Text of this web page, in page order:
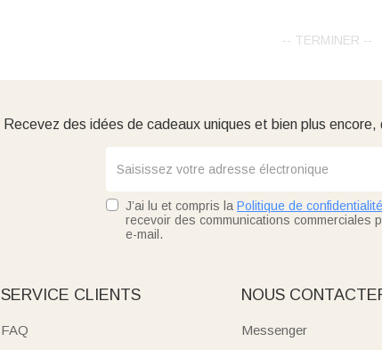
-- TERMINER --
Recevez des idées de cadeaux uniques et bien plus
J’ai lu et compris la Politique de
recevoir des communications commerciales
e-mail.
SERVICE CLIENTS
FAQ
NOUS
Messenger